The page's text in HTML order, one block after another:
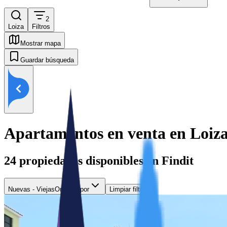
Loiza
2
Filtros
Mostrar mapa
Guardar búsqueda
Apartamentos en venta en
24 propiedades disponibles en Findit
Nuevas - ViejasOrdenar por Limpiar filtros